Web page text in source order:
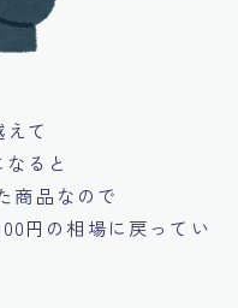
て
ると
商品なので
円の相場に戻ってい